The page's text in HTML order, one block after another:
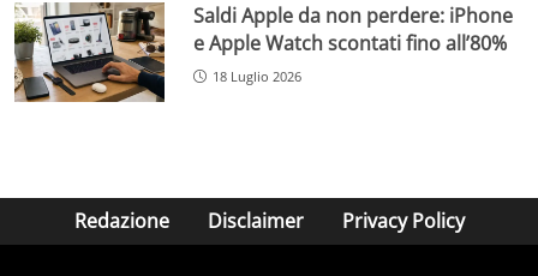
Saldi Apple da non perdere: iPhone
e Apple Watch scontati fino all’80%
18 Luglio 2026
Redazione Disclaimer Privacy Policy